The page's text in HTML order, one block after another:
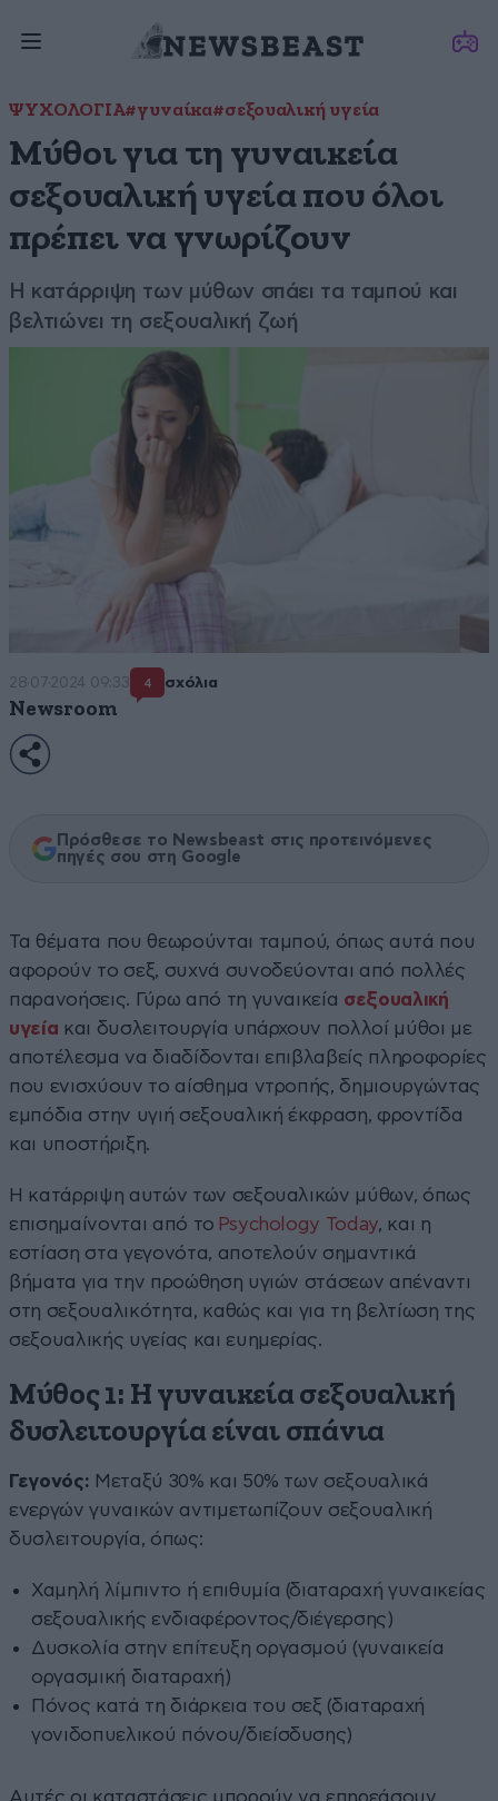
ΨΥΧΟΛΟΓΙΑ#γυναίκα#σεξουαλική υγεία
Μύθοι για τη γυναικεία
σεξουαλική υγεία που όλοι
πρέπει να γνωρίζουν
Η κατάρριψη των μύθων σπάει τα ταμπού και
βελτιώνει τη σεξουαλική ζωή
28·07·2024 09:33 4 σχόλια
Newsroom
Πρόσθεσε το Newsbeast στις προτεινόμενες
πηγές σου στη Google
Τα θέματα που θεωρούνται ταμπού, όπως αυτά που
αφορούν το σεξ, συχνά συνοδεύονται από πολλές
παρανοήσεις. Γύρω από τη γυναικεία σεξουαλική
υγεία και δυσλειτουργία υπάρχουν πολλοί μύθοι με
αποτέλεσμα να διαδίδονται επιβλαβείς πληροφορίες
που ενισχύουν το αίσθημα ντροπής, δημιουργώντας
εμπόδια στην υγιή σεξουαλική έκφραση, φροντίδα
και υποστήριξη.
Η κατάρριψη αυτών των σεξουαλικών μύθων, όπως
επισημαίνονται από το Psychology Today, και η
εστίαση στα γεγονότα, αποτελούν σημαντικά
βήματα για την προώθηση υγιών στάσεων απέναντι
στη σεξουαλικότητα, καθώς και για τη βελτίωση της
σεξουαλικής υγείας και ευημερίας.
Μύθος 1: Η γυναικεία σεξουαλική
δυσλειτουργία είναι σπάνια
Γεγονός: Μεταξύ 30% και 50% των σεξουαλικά
ενεργών γυναικών αντιμετωπίζουν σεξουαλική
δυσλειτουργία, όπως:
Χαμηλή λίμπιντο ή επιθυμία (διαταραχή γυναικείας
σεξουαλικής ενδιαφέροντος/διέγερσης)
Δυσκολία στην επίτευξη οργασμού (γυναικεία
οργασμική διαταραχή)
Πόνος κατά τη διάρκεια του σεξ (διαταραχή
γονιδοπυελικού πόνου/διείσδυσης)
Αυτές οι καταστάσεις μπορούν να επηρεάσουν